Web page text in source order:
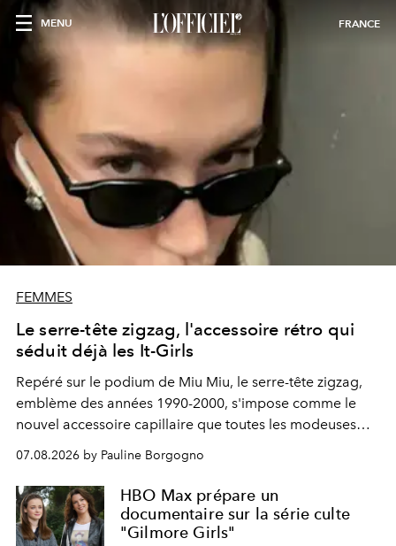
MENU FRANCE
FEMMES
Le serre-tête zigzag, l'accessoire rétro qui
séduit déjà les It-Girls
Repéré sur le podium de Miu Miu, le serre-tête zigzag,
emblème des années 1990-2000, s'impose comme le
nouvel accessoire capillaire que toutes les modeuses
s'arrachent déjà.
07.08.2026 by Pauline Borgogno
HBO Max prépare un
documentaire sur la série culte
"Gilmore Girls"